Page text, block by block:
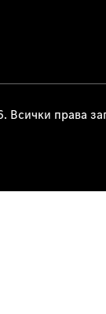
Всички права